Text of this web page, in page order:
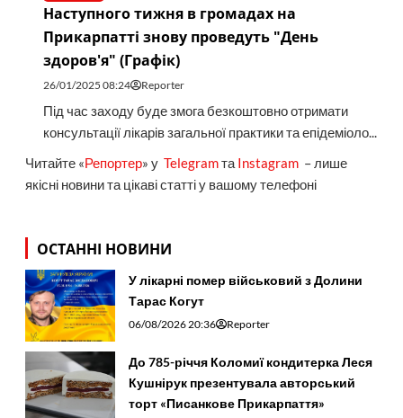
Наступного тижня в громадах на
Прикарпатті знову проведуть "День
здоров'я" (Графік)
26/01/2025 08:24 Reporter
Під час заходу буде змога безкоштовно отримати
консультації лікарів загальної практики та епідеміоло...
Читайте «Репортер» у Telegramта Instagram– лише
якісні новини та цікаві статті у вашому телефоні
ОСТАННІ НОВИНИ
У лікарні помер військовий з Долини
Тарас Когут
06/08/2026 20:36 Reporter
До 785-річчя Коломиї кондитерка Леся
Кушнірук презентувала авторський
торт «Писанкове Прикарпаття»